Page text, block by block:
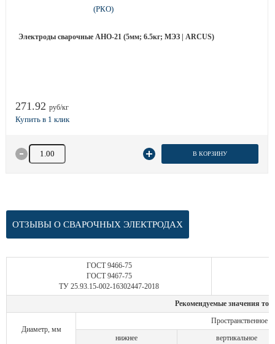
Электроды сварочные АНО-21 (5мм; 6.5кг; МЭЗ | ARCUS)
271.92 руб/кг
Количество товара В КОРЗИНУ
ОТЗЫВЫ О СВАРОЧНЫХ ЭЛЕКТРОДАХ
ГОСТ 9466-75
ГОСТ 9467-75
ТУ 25.93.15-002-16302447-2018
Рекомендуемые значения
Диаметр, мм
Пространственное
нижнее
вертикальное